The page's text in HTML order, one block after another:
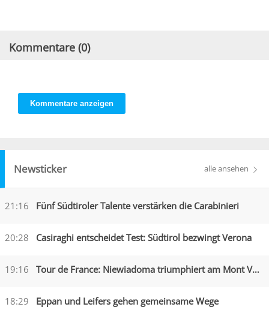
Kommentare (0)
Kommentare anzeigen
Newsticker alle ansehen
21:16 Fünf Südtiroler Talente verstärken die Carabinieri
20:28 Casiraghi entscheidet Test: Südtirol bezwingt Verona
19:16 Tour de France: Niewiadoma triumphiert am Mont Ventoux
18:29 Eppan und Leifers gehen gemeinsame Wege